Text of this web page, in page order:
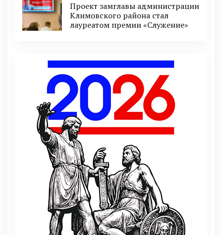
Проект замглавы администрации
Климовского района стал
лауреатом премии «Служение»